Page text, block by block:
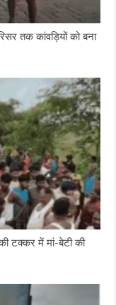
तक कांवड़ियों को बना
टक्कर में मां-बेटी की